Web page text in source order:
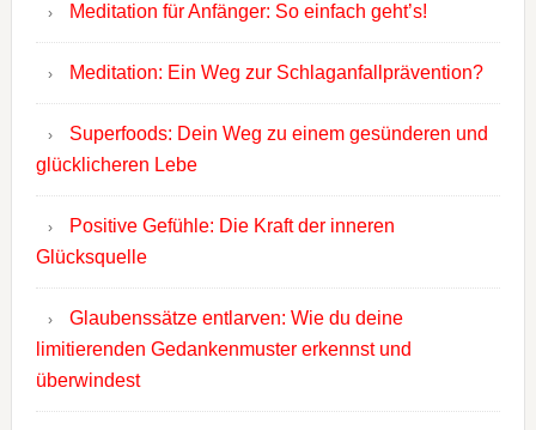
Meditation für Anfänger: So einfach geht’s!
Meditation: Ein Weg zur Schlaganfallprävention?
Superfoods: Dein Weg zu einem gesünderen und
glücklicheren Lebe
Positive Gefühle: Die Kraft der inneren
Glücksquelle
Glaubenssätze entlarven: Wie du deine
limitierenden Gedankenmuster erkennst und
überwindest